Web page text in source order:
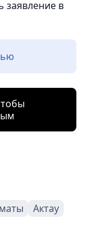
заявление в
Актау